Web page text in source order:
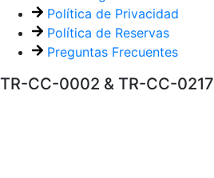
Política de Privacidad
Política de Reservas
Preguntas Frecuentes
TR-CC-0002 & TR-CC-0217